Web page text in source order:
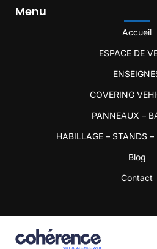
Menu
Accueil
ESPACE DE
COVERING
PANNEAUX –
HABILLAGE – STANDS –
Blog
Contact